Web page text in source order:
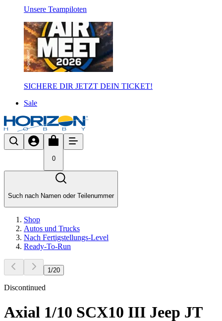
Unsere Teampiloten
SICHERE DIR JETZT DEIN TICKET!
Sale
0
Such nach Namen oder Teilenummer
Shop
Autos und Trucks
Nach Fertigstellungs-Level
Ready-To-Run
1/20
Discontinued
Axial 1/10 SCX10 III Jeep JT